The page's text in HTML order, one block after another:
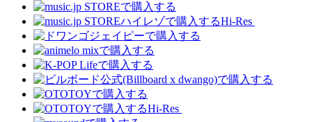
Hi-Res
Hi-Res